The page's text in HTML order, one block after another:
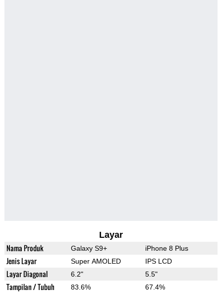
Layar
Nama Produk Galaxy S9+ iPhone 8 Plus
Jenis Layar Super AMOLED IPS LCD
Layar Diagonal 6.2" 5.5"
Tampilan / Tubuh 83.6% 67.4%